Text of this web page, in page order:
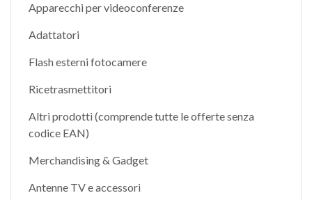
Apparecchi per videoconferenze
Adattatori
Flash esterni fotocamere
Ricetrasmettitori
Altri prodotti (comprende tutte le offerte senza
codice EAN)
Merchandising & Gadget
Antenne TV e accessori